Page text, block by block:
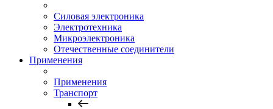
Силовая электроника
Электротехника
Микроэлектроника
Отечественные соединители
Применения
Применения
Транспорт